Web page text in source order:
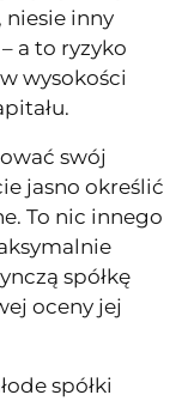
niesie inny
a to ryzyko
wysokości
swój
jasno określić
To nic innego
spółkę
oceny jej
spółki